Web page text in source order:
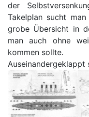
der
Takelplan sucht
grobe Übersicht in
man auch ohne
kommen sollte.